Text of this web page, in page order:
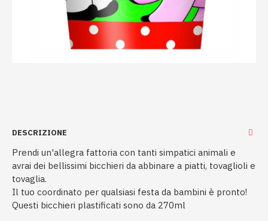
DESCRIZIONE
Prendi un'allegra fattoria con tanti simpatici animali e
avrai dei bellissimi bicchieri da abbinare a piatti, tovaglioli e
tovaglia.
Il tuo coordinato per qualsiasi festa da bambini è pronto!
Questi bicchieri plastificati sono da 270ml